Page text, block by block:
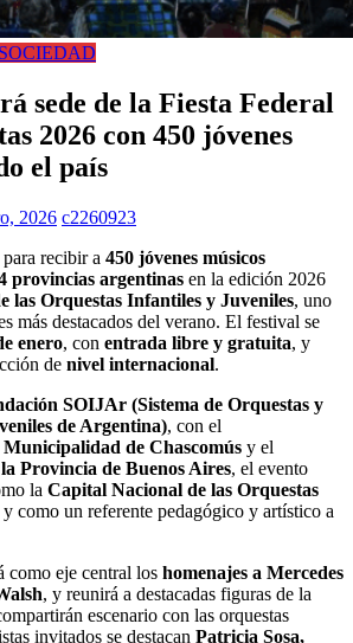
SOCIEDAD
sede de la Fiesta Federal
2026 con 450 jóvenes
el país
2026 c2260923
recibir a 450 jóvenes músicos
provincias argentinas en la edición 2026
las Orquestas Infantiles y Juveniles, uno
más destacados del verano. El festival se
enero, con entrada libre y gratuita, y
de nivel internacional.
SOIJAr (Sistema de Orquestas y
de Argentina), con el
Municipalidad de Chascomús y el
Provincia de Buenos Aires, el evento
la Capital Nacional de las Orquestas
y como un referente pedagógico y artístico a
como eje central los homenajes a Mercedes
, y reunirá a destacadas figuras de la
escenario con las orquestas
invitados se destacan Patricia Sosa,